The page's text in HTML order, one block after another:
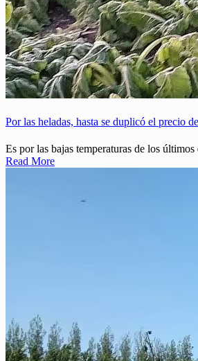
Por las heladas, hasta se duplicó el precio
Es por las bajas temperaturas de los
Read More